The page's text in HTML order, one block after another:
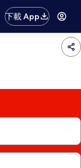
下載 App